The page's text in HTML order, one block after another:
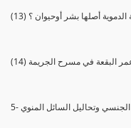
الدموية أصلها بشر أوحيوان ؟
البقعة في مسرح الجريمة
الجنسي وتحاليل السائل المنوي